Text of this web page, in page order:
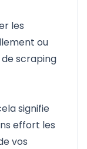
les
ou
scraping
signifie
effort les
vos